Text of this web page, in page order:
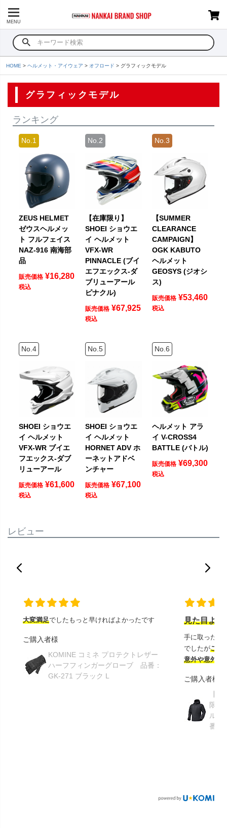
MENU
HOME ヘルメット・アイウェア オフロード グラフィックモデル
グラフィックモデル
ランキング
ZEUS HELMET
ゼウスヘルメッ
ト フルフェイス
NAZ-916 南海部
品
販売価格 ¥16,280
税込
【在庫限り】
SHOEI ショウエ
イ ヘルメット
VFX-WR
PINNACLE (ブイ
エフエックス-ダ
ブリューアール
ピナクル)
販売価格 ¥67,925
税込
【SUMMER
CLEARANCE
CAMPAIGN】
OGK KABUTO
ヘルメット
GEOSYS (ジオシ
ス)
販売価格 ¥53,460
税込
SHOEI ショウエ
イ ヘルメット
VFX-WR ブイエ
フエックス-ダブ
リューアール
販売価格 ¥61,600
税込
SHOEI ショウエ
イ ヘルメット
HORNET ADV ホ
ーネットアドベ
ンチャー
販売価格 ¥67,100
税込
ヘルメット アラ
イ V-CROSS4
BATTLE (バトル)
販売価格 ¥69,300
税込
レビュー
大変満足でしたもっと早ければよかったです
ご購入者様
KOMINE コミネ プロテクトレザー
ハーフフィンガーグローブ 品番：
GK-271 ブラック L
見た目より
手に取ったと
でしたがこの
意外や意外ス
ご購入者様
限り
ルメ
番：